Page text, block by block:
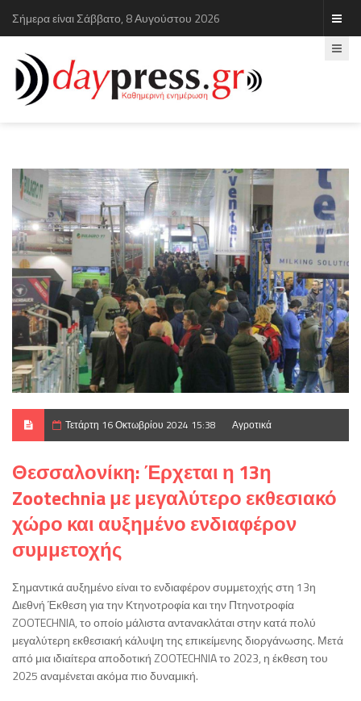
Σήμερα είναι Σάββατο, 8 Αυγούστου 2026
Τετάρτη 16 Οκτωβρίου 2024 15:38 Αγροτικά
Θεσσαλονίκη: Έρχεται η 13η
Zootechnia με μεγαλύτερο εκθεσιακό
χώρο και αυξημένο ενδιαφέρον
συμμετοχής
Σημαντικά αυξημένο είναι το ενδιαφέρον συμμετοχής στη 13η
Διεθνή Έκθεση για την Κτηνοτροφία και την Πτηνοτροφία
ZOOTECHNIA, το οποίο μάλιστα αντανακλάται στην κατά πολύ
μεγαλύτερη εκθεσιακή κάλυψη της επικείμενης διοργάνωσης. Μετά
από μια ιδιαίτερα αποδοτική ZOOTECHNIA το 2023, η έκθεση του
2025 αναμένεται ακόμα πιο δυναμική.